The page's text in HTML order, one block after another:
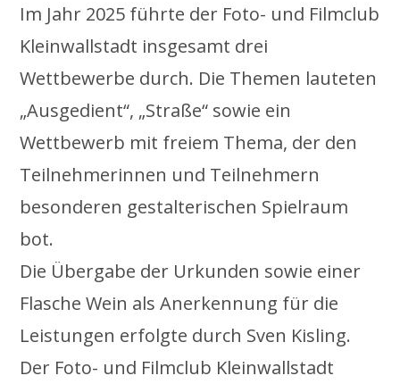
Im Jahr 2025 führte der Foto- und Filmclub
Kleinwallstadt insgesamt drei
Wettbewerbe durch. Die Themen lauteten
„Ausgedient“, „Straße“ sowie ein
Wettbewerb mit freiem Thema, der den
Teilnehmerinnen und Teilnehmern
besonderen gestalterischen Spielraum
bot.
Die Übergabe der Urkunden sowie einer
Flasche Wein als Anerkennung für die
Leistungen erfolgte durch Sven Kisling.
Der Foto- und Filmclub Kleinwallstadt